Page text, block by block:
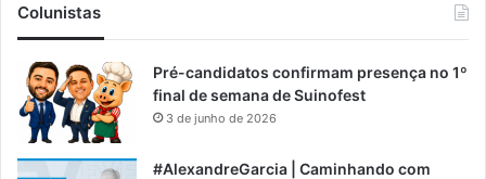
Colunistas
Pré-candidatos confirmam presença no 1º
final de semana de Suinofest
3 de junho de 2026
#AlexandreGarcia | Caminhando com